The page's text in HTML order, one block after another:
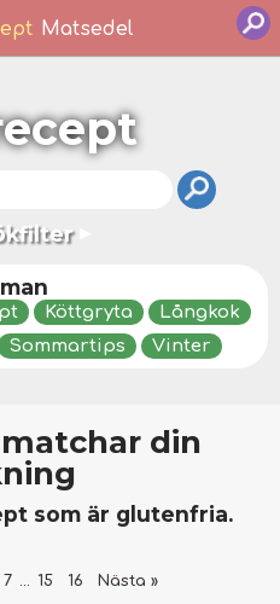
Matsedel
▼
Köttgryta
Långkok
Sommartips Vinter
din
som är glutenfria.
7 ... 15 16 Nästa »